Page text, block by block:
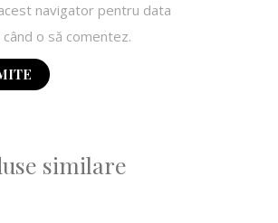
navigator pentru data
o să comentez.
similare